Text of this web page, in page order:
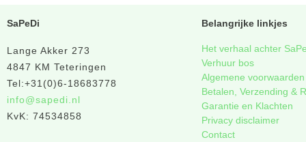
SaPeDi
Lange Akker 273
4847 KM Teteringen
Tel:+31(0)6-18683778
info@sapedi.nl
KvK: 74534858
Belangrijke linkjes
Het verhaal achter
Verhuur bos
Algemene voorwaarden
Betalen, Verzending &
Garantie en Klachten
Privacy disclaimer
Contact